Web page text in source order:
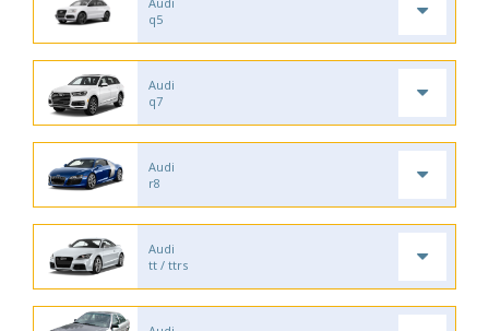
q5
Audi
q7
Audi
r8
Audi
tt / ttrs